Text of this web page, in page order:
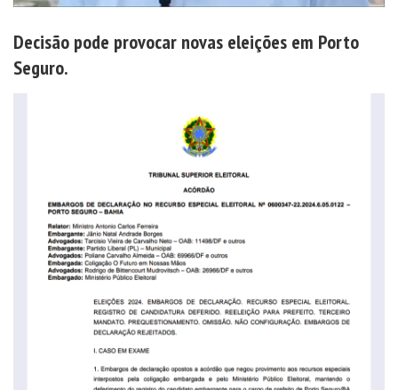
Decisão pode provocar novas eleições em Porto
Seguro.